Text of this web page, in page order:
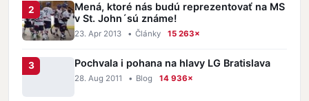
Mená, ktoré nás budú reprezentovať na MS
v St. John´sú známe!
23. Apr 2013 • Články 15 263×
Pochvala i pohana na hlavy LG Bratislava
28. Aug 2011 • Blog 14 936×